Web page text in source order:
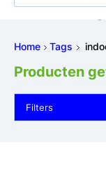
Home Tags
Producten
Filters